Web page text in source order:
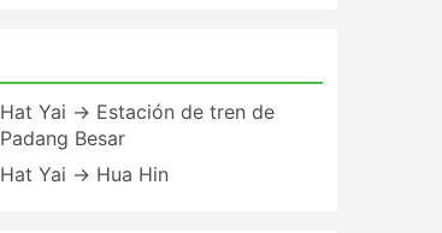
Hat Yai → Estación de tren de
Padang Besar
Hat Yai → Hua Hin